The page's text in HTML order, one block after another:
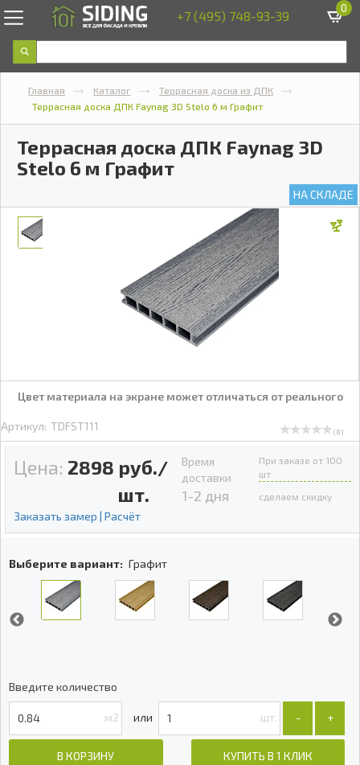
+7 (495) 748-93-39 0
Главная Каталог
Террасная доска из ДПК
Террасная доска ДПК Faynag 3D Stelo 6 м Графит
Террасная доска ДПК Faynag 3D
Stelo 6 м Графит
НА СКЛАДЕ
Цвет материала на экране может отличаться от реального
Артикул: TDFST111 ( 0 )
Цена: 2898 руб./
шт.
Заказать замер | Расчёт
Время
доставки
1-2 дня
При заказе от 100
шт
сделаем скидку
Выберите вариант: Графит
Введите количество
м2 шт. +
-
В КОРЗИНУ КУПИТЬ В 1 КЛИК